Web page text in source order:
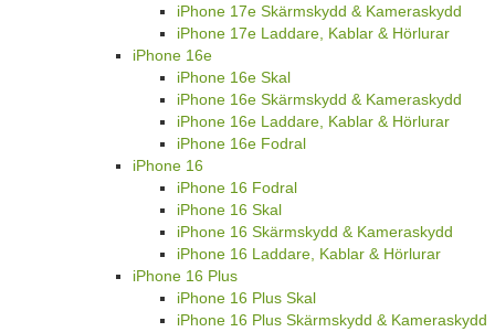
iPhone 17e Skärmskydd & Kameraskydd
iPhone 17e Laddare, Kablar & Hörlurar
iPhone 16e
iPhone 16e Skal
iPhone 16e Skärmskydd & Kameraskydd
iPhone 16e Laddare, Kablar & Hörlurar
iPhone 16e Fodral
iPhone 16
iPhone 16 Fodral
iPhone 16 Skal
iPhone 16 Skärmskydd & Kameraskydd
iPhone 16 Laddare, Kablar & Hörlurar
iPhone 16 Plus
iPhone 16 Plus Skal
iPhone 16 Plus Skärmskydd & Kameraskydd